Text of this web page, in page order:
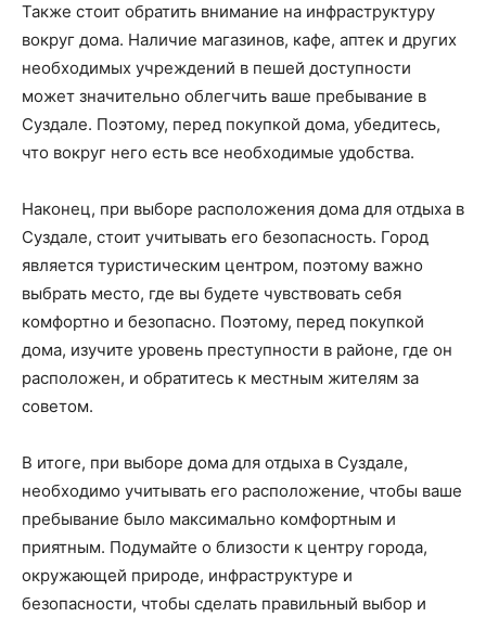
Также стоит обратить внимание на инфраструктуру
вокруг дома. Наличие магазинов, кафе, аптек и других
необходимых учреждений в пешей доступности
может значительно облегчить ваше пребывание в
Суздале. Поэтому, перед покупкой дома, убедитесь,
что вокруг него есть все необходимые удобства.
Наконец, при выборе расположения дома для отдыха в
Суздале, стоит учитывать его безопасность. Город
является туристическим центром, поэтому важно
выбрать место, где вы будете чувствовать себя
комфортно и безопасно. Поэтому, перед покупкой
дома, изучите уровень преступности в районе, где он
расположен, и обратитесь к местным жителям за
советом.
В итоге, при выборе дома для отдыха в Суздале,
необходимо учитывать его расположение, чтобы ваше
пребывание было максимально комфортным и
приятным. Подумайте о близости к центру города,
окружающей природе, инфраструктуре и
безопасности, чтобы сделать правильный выбор и